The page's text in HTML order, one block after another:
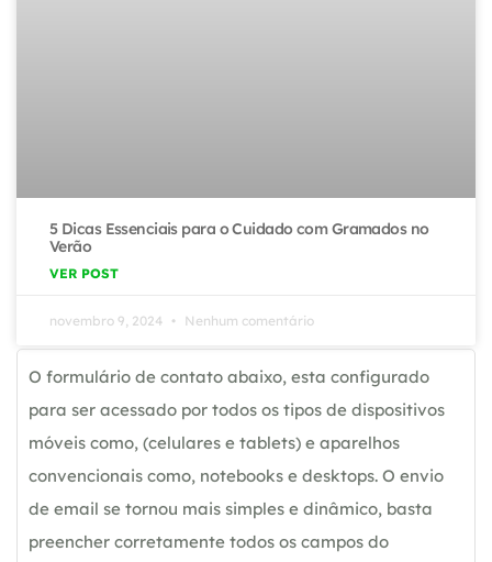
5 Dicas Essenciais para o Cuidado com Gramados no
Verão
VER POST
novembro 9, 2024 Nenhum comentário
O formulário de contato abaixo, esta configurado
para ser acessado por todos os tipos de dispositivos
móveis como, (celulares e tablets) e aparelhos
convencionais como, notebooks e desktops. O envio
de email se tornou mais simples e dinâmico, basta
preencher corretamente todos os campos do